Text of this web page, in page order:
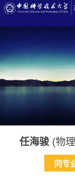
任海骏(物
同专